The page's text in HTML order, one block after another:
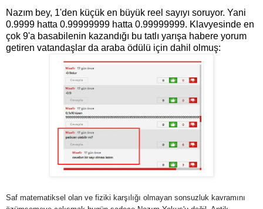
Nazım bey, 1'den küçük en büyük reel sayıyı soruyor. Yani
0.9999 hatta 0.99999999 hatta 0.99999999. Klavyesinde en
çok 9'a basabilenin kazandığı bu tatlı yarışa habere yorum
getiren vatandaşlar da araba ödülü için dahil olmuş:
Saf matematiksel olan ve fiziki karşılığı olmayan sonsuzluk kavramını